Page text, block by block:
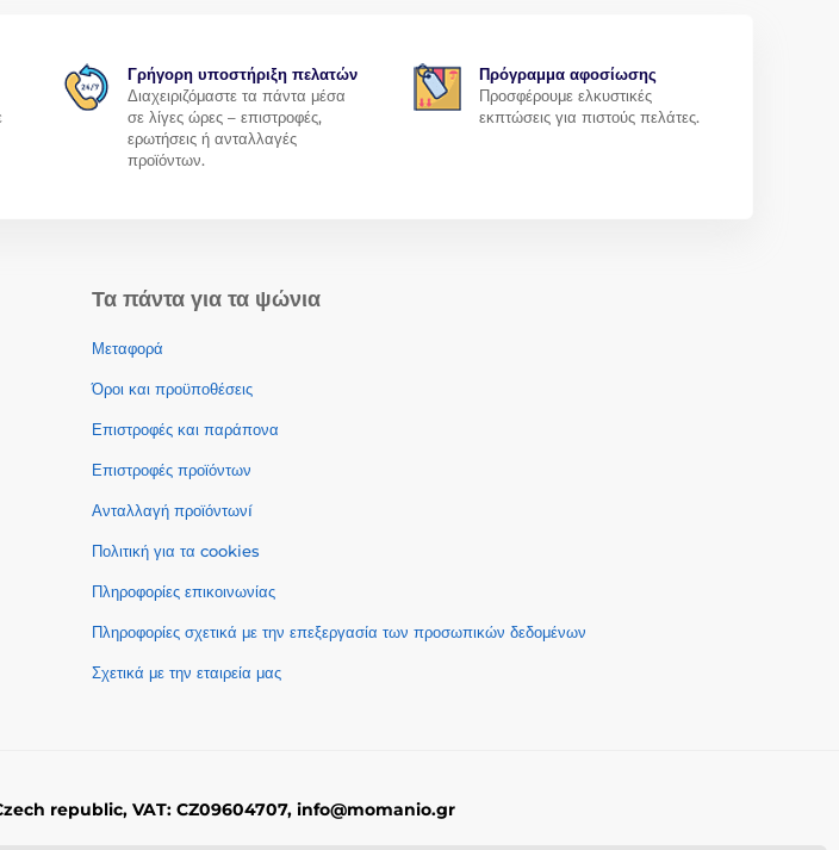
Γρήγορη υποστήριξη πελατών
Διαχειριζόμαστε τα πάντα μέσα
σε λίγες ώρες – επιστροφές,
ερωτήσεις ή ανταλλαγές
προϊόντων.
Πρόγραμμα αφοσίωσης
Προσφέρουμε ελκυστικές
εκπτώσεις για πιστούς πελάτες.
Τα πάντα για τα ψώνια
Μεταφορά
Όροι και προϋποθέσεις
Επιστροφές και παράπονα
Επιστροφές προϊόντων
Ανταλλαγή προϊόντωνí
Πολιτική για τα cookies
Πληροφορίες επικοινωνίας
Πληροφορίες σχετικά με την επεξεργασία των προσωπικών δεδομένων
Σχετικά με την εταιρεία μας
republic, VAT: CZ09604707, info@momanio.gr